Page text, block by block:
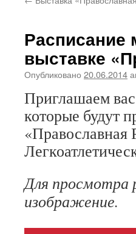
Расписание
выставке
Опубликовано 20.06.2014
Приглашаем
которые будут
«Православная
Для просмотра
изображение.